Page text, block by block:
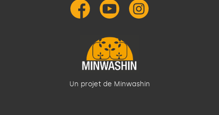
Un projet de Minwashin